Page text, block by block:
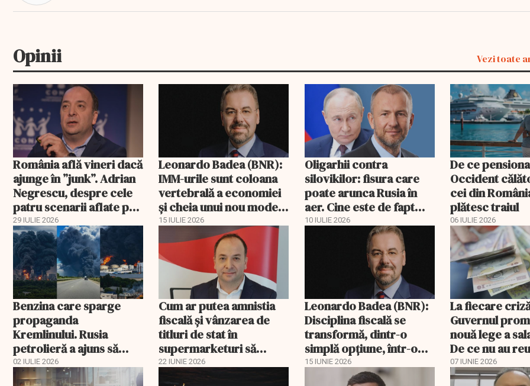
Opinii Vezi toate
România află vineri dacă
ajunge în ”junk”. Adrian
Negrescu, despre cele
patru scenarii aflate pe
masa Fitch
29 IULIE 2026
Leonardo Badea (BNR):
IMM-urile sunt coloana
vertebrală a economiei
și cheia unui nou model
de creștere
15 IULIE 2026
Oligarhii contra
silovikilor: fisura care
poate arunca Rusia în
aer. Cine este de fapt
Andrei Melnicenko
10 IULIE 2026
De ce
Occident
cei din
plătesc traiul
06 IULIE 2026
Benzina care sparge
propaganda
Kremlinului. Rusia
petrolieră a ajuns să
explice de ce nu mai are
combustibil la pompă
02 IULIE 2026
Cum ar putea amnistia
fiscală și vânzarea de
titluri de stat în
supermarketuri să
salveze bugetul
României
22 IUNIE 2026
Leonardo Badea (BNR):
Disciplina fiscală se
transformă, dintr-o
simplă opțiune, într-o
condiție de
supraviețuire
15 IUNIE 2026
La fiecare
Guvernul
nouă lege a
De ce nu au
2009?
07 IUNIE 2026